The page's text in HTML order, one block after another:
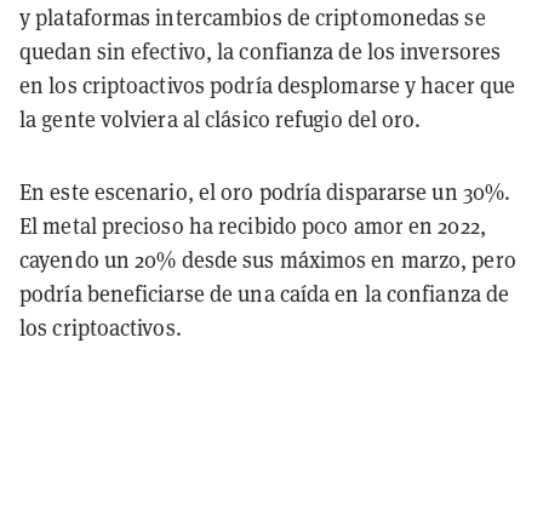
y plataformas intercambios de criptomonedas se
quedan sin efectivo, la confianza de los inversores
en los criptoactivos podría desplomarse y hacer que
la gente volviera al clásico refugio del oro.
En este escenario, el oro podría dispararse un 30%.
El metal precioso ha recibido poco amor en 2022,
cayendo un 20% desde sus máximos en marzo, pero
podría beneficiarse de una caída en la confianza de
los criptoactivos.